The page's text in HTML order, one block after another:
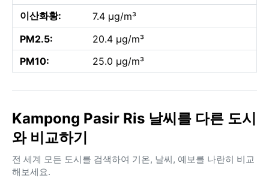
이산화황:
7.4 µg/m³
PM2.5:
20.4 µg/m³
PM10:
25.0 µg/m³
Kampong Pasir Ris 날씨를 다른 도시
와 비교하기
전 세계 모든 도시를 검색하여 기온, 날씨, 예보를 나란히 비교
해보세요.